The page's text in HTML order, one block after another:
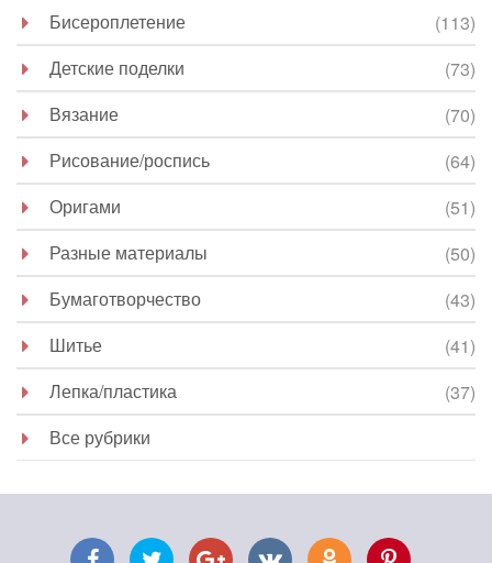
Бисероплетение
(113)
Детские поделки
(73)
Вязание
(70)
Рисование/роспись
(64)
Оригами
(51)
Разные материалы
(50)
Бумаготворчество
(43)
Шитье
(41)
Лепка/пластика
(37)
Все рубрики